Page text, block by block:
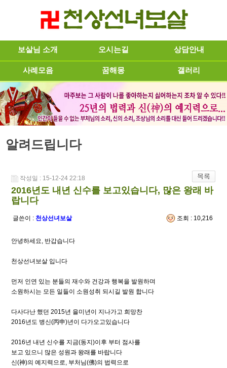
보살님 소개 오시는길 상담안내
사례모음 꿈해몽 갤러리
알려드립니다
작성일 : 15-12-24 22:18
2016년도 내년 신수를 보고있습니다, 많은 왕래 바
랍니다
글쓴이 : 천상선녀보살 조회 : 10,216
안녕하세요, 반갑습니다
천상선녀보살 입니다
먼저 인연 있는 분들의 재수와 건강과 행복을 발원하며
소원하시는 모든 일들이 소원성취 되시길 발원 합니다
다사다난 했던 2015년 을미년이 지나가고 희망찬
2016년도 병신(丙申)년이 다가오고있습니다
2016년 내년 신수를 지금(동지)이후 부터 점사를
보고 있으니 많은 성원과 왕래를 바랍니다
신(神)의 예지력으로, 부처님(佛)의 법력으로